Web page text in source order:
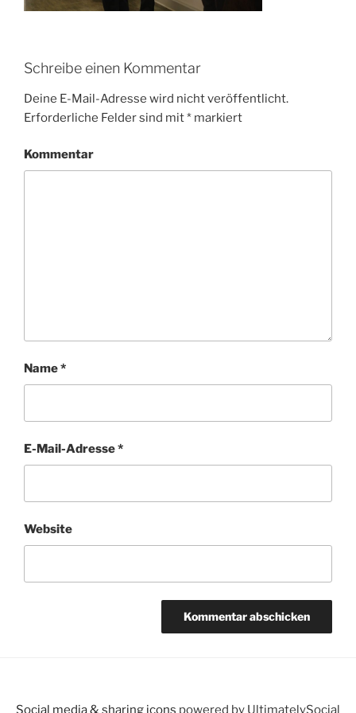
Schreibe einen Kommentar
Deine E-Mail-Adresse wird nicht veröffentlicht.
Erforderliche Felder sind mit* markiert
Kommentar
Name*
E-Mail-Adresse*
Website
Social media & sharing icons powered by UltimatelySocial